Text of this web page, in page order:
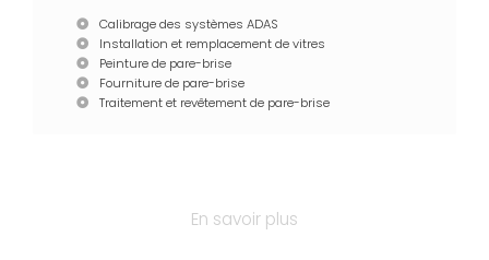
Calibrage des systèmes ADAS
Installation et remplacement de vitres
Peinture de pare-brise
Fourniture de pare-brise
Traitement et revêtement de pare-brise
En savoir plus